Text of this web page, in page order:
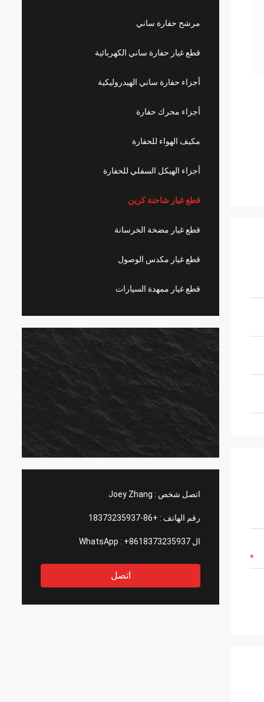
مرشح حفارة ساني
قطع غيار حفارة ساني الكهربائية
أجزاء حفارة ساني الهيدروليكية
أجزاء محرك حفارة
مكيف الهواء للحفارة
أجزاء الهيكل السفلي للحفارة
قطع غيار شاحنة كرين
قطع غيار مضخة الخرسانة
قطع غيار مكدس الوصول
قطع غيار ممهدة السيارات
اتصل شخص : Joey Zhang
رقم الهاتف : +86-18373235937
ال WhatsApp : +8618373235937
اتصل